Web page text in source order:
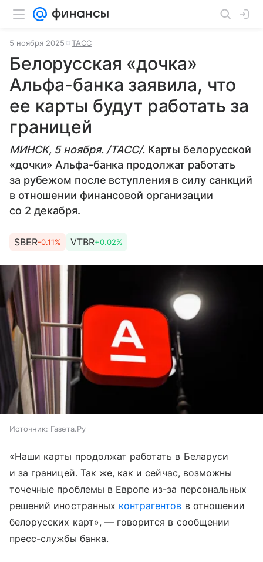
5 ноября 2025 ТАСС
Белорусская «дочка»
Альфа-банка заявила, что
ее карты будут работать за
границей
МИНСК, 5 ноября. /ТАСС/. Карты белорусской
«дочки» Альфа-банка продолжат работать
за рубежом после вступления в силу санкций
в отношении финансовой организации
со 2 декабря.
SBER-0.11% VTBR+0.02%
Источник: Газета.Ру
«Наши карты продолжат работать в Беларуси
и за границей. Так же, как и сейчас, возможны
точечные проблемы в Европе из-за персональных
решений иностранных контрагентов в отношении
белорусских карт», — говорится в сообщении
пресс-службы банка.